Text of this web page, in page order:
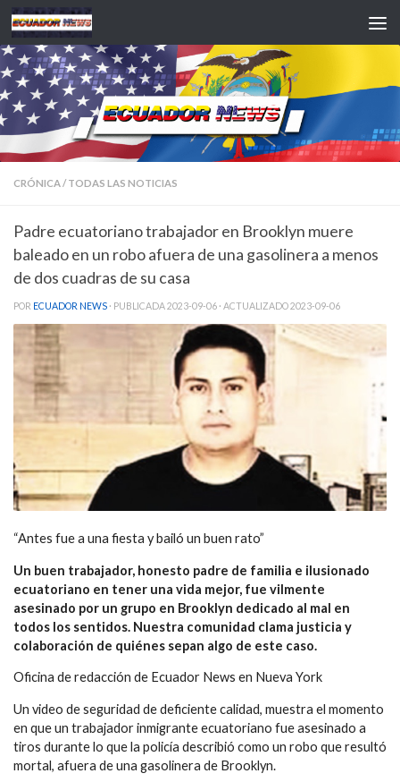
Saltar al contenido
CRÓNICA/ TODAS LAS NOTICIAS
Padre ecuatoriano trabajador en Brooklyn muere
baleado en un robo afuera de una gasolinera a menos
de dos cuadras de su casa
POR ECUADOR NEWS · PUBLICADA2023-09-06 · ACTUALIZADO2023-09-06
“Antes fue a una fiesta y bailó un buen rato”
Un buen trabajador, honesto padre de familia e ilusionado
ecuatoriano en tener una vida mejor, fue vilmente
asesinado por un grupo en Brooklyn dedicado al mal en
todos los sentidos. Nuestra comunidad clama justicia y
colaboración de quiénes sepan algo de este caso.
Oficina de redacción de Ecuador News en Nueva York
Un video de seguridad de deficiente calidad, muestra el momento
en que un trabajador inmigrante ecuatoriano fue asesinado a
tiros durante lo que la policía describió como un robo que resultó
mortal, afuera de una gasolinera de Brooklyn.